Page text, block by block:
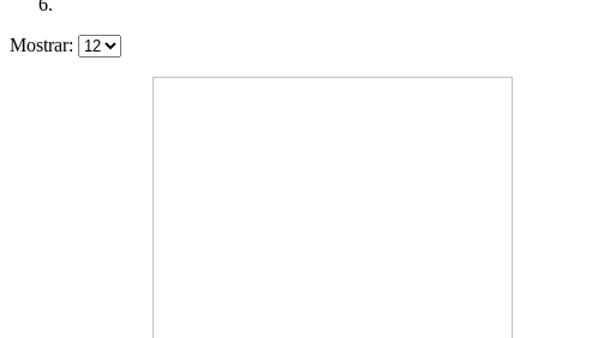
Mostrar: